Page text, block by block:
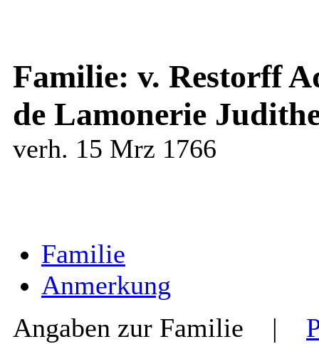
Familie: v. Restorff
de Lamonerie
verh. 15 Mrz 1766
Familie
Anmerkung
Angaben zur Familie |